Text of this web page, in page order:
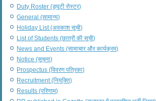
Duty Roster (ड्यूटी रोस्टर)
General (सामान्य)
Holiday List (अवकाश सूची)
List of Students (छात्रों की सूची)
News and Events (सामाचार और कार्यक्रम)
Notice (सूचना)
Prospectus (विवरण पत्रिका)
Recruitment (नियुक्ति)
Results (परिणाम)